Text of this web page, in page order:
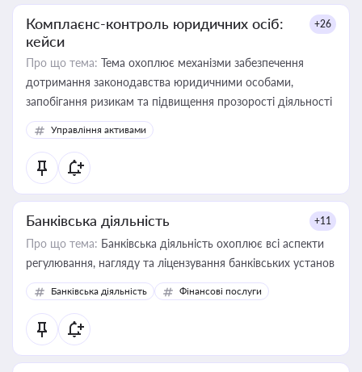
Комплаєнс-контроль юридичних осіб:
кейси
+26
Про що тема: Тема охоплює механізми забезпечення
дотримання законодавства юридичними особами,
запобігання ризикам та підвищення прозорості діяльності
Управління активами
Банківська діяльність +11
Про що тема: Банківська діяльність охоплює всі аспекти
регулювання, нагляду та ліцензування банківських установ
Банківська діяльність Фінансові послуги